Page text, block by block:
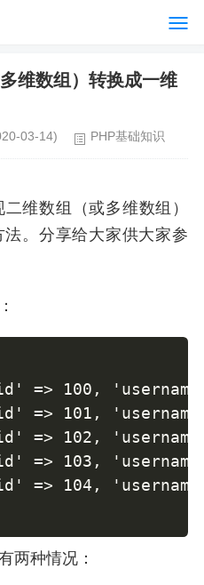
维数组）转换成一维
03-14) PHP基础知识
维数组（或多维数组）
。分享给大家供大家参
=> 100,
=> 101,
=> 102,
=> 103,
=> 104,
两种情况：